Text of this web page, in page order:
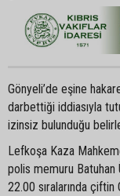
Gönyeli’de eşine
darbettiği iddiasıyla
izinsiz bulunduğu
Lefkoşa Kaza
polis memuru Batuhan
22.00 sıralarında